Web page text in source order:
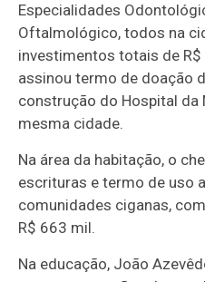
Especialidades
Oftalmológico, todos na
investimentos totais de
assinou termo de doação
construção do Hospital da
mesma cidade.
Na área da habitação, o
escrituras e termo de uso
comunidades ciganas,
R$ 663 mil.
Na educação, João